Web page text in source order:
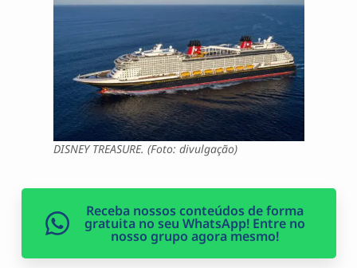
DISNEY TREASURE. (Foto: divulgação)
Receba nossos conteúdos de forma
gratuita no seu WhatsApp! Entre no
nosso grupo agora mesmo!